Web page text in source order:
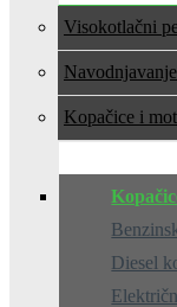
Visokotlačni
Kopačice i
Diesel